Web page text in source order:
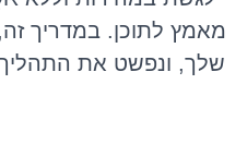
מאמץ לתוכן. במדריך